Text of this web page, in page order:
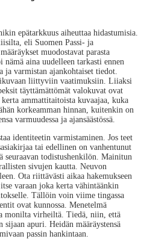
epätarkkuus aiheuttaa hidastumisia.
eli Suomen Passi- ja
muodostavat parasta
nämä aina uudelleen tarkasti ennen
ja varmistan ajankohtaiset tiedot.
liittyviin vaatimuksiin. Liiaksi
täyttämättömät valokuvat ovat
ammattitaitoista kuvaajaa, kuka
korkeamman hinnan, kuitenkin on
varmuudessa ja ajansäästössä.
identiteetin varmistaminen. Jos teet
tai edellinen on vanhentunut
seuraavan todistushenkilön. Mainitun
sivujen kautta. Neuvon
Ota riittävästi aikaa hakemukseen
varaan joka kerta vähintäänkin
Tällöin voin viime tingassa
ovat kunnossa. Menetelmä
monilta virheiltä. Tiedä, niin, että
sijaan apuri. Heidän määräystensä
passin hankintaan.